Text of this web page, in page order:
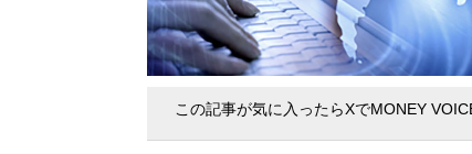
この記事が気に入ったらXでMONEY